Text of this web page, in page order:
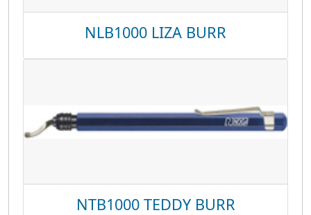
NLB1000 LIZA BURR
NTB1000 TEDDY BURR